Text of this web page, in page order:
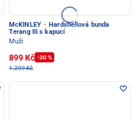
McKINLEY · Hardshellová bunda
Terang III s kapucí
Muži
899 Kč -30 %
1.299 Kč